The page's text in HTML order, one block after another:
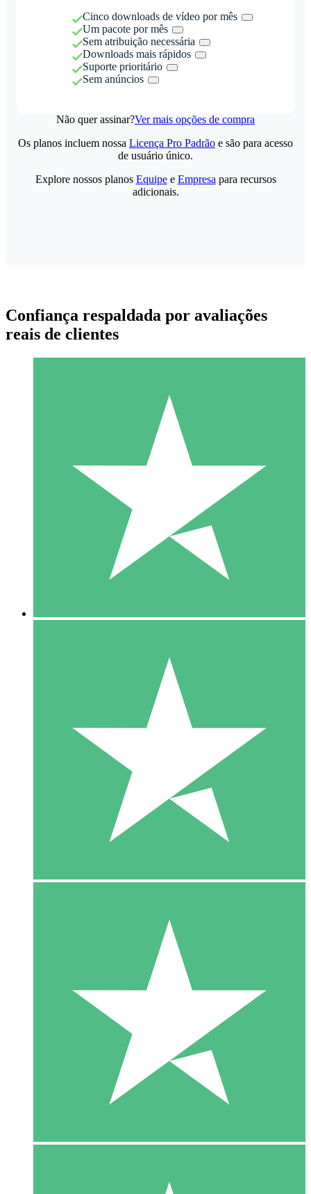
Cinco downloads de vídeo por mês
Um pacote por mês
Sem atribuição necessária
Downloads mais rápidos
Suporte prioritário
Sem anúncios
Não quer assinar?Ver mais opções de compra
Pacotes de Créditos Individuais
Pague conforme o uso com créditos de download. Sem
1000
10 Downloads
20 00
Os planos incluem nossa Licença Pro Padrão e são para acesso
de usuário único.
Explore nossos planos Equipee Empresa para recursos
adicionais.
Confiança respaldada por avaliações
reais de clientes